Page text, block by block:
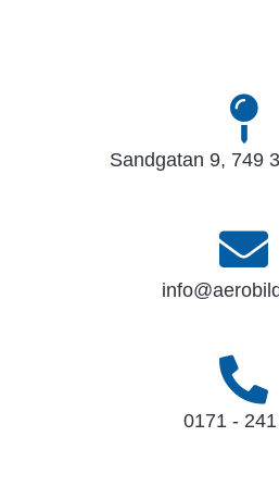
Sandgatan 9, 749
0171 -